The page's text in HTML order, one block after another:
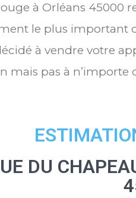
à Orléans 45000
le plus important
à vendre votre
mais pas à n’importe
DU